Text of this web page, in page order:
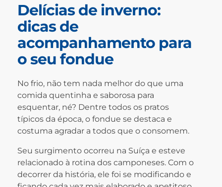
Delícias de inverno:
dicas de
acompanhamento para
o seu fondue
No frio, não tem nada melhor do que uma
comida quentinha e saborosa para
esquentar, né? Dentre todos os pratos
típicos da época, o fondue se destaca e
costuma agradar a todos que o consomem.
Seu surgimento ocorreu na Suíça e esteve
relacionado à rotina dos camponeses. Com o
decorrer da história, ele foi se modificando e